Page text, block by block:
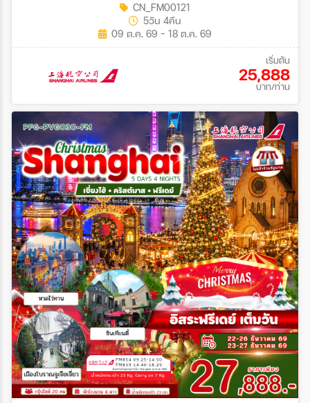
CN_FM00121
5วัน 4คืน
09 ต.ค. 69 - 18 ต.ค. 69
เริ่มต้น
25,888
บาท/ท่าน